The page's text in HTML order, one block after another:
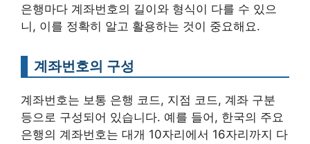
은행마다 계좌번호의 길이와 형식이 다를 수 있으
니, 이를 정확히 알고 활용하는 것이 중요해요.
계좌번호의 구성
계좌번호는 보통 은행 코드, 지점 코드, 계좌 구분
등으로 구성되어 있습니다. 예를 들어, 한국의 주요
은행의 계좌번호는 대개 10자리에서 16자리까지 다